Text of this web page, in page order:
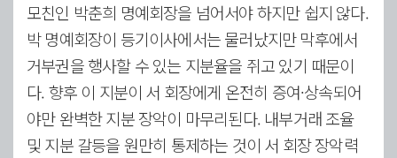
모친인 박춘희 명예회장을 넘어서야 하지만 쉽지 않다.
박 명예회장이 등기이사에서는 물러났지만 막후에서
거부권을 행사할 수 있는 지분율을 쥐고 있기 때문이
다. 향후 이 지분이 서 회장에게 온전히 증여·상속되어
야만 완벽한 지분 장악이 마무리된다. 내부거래 조율
및 지분 갈등을 원만히 통제하는 것이 서 회장 장악력